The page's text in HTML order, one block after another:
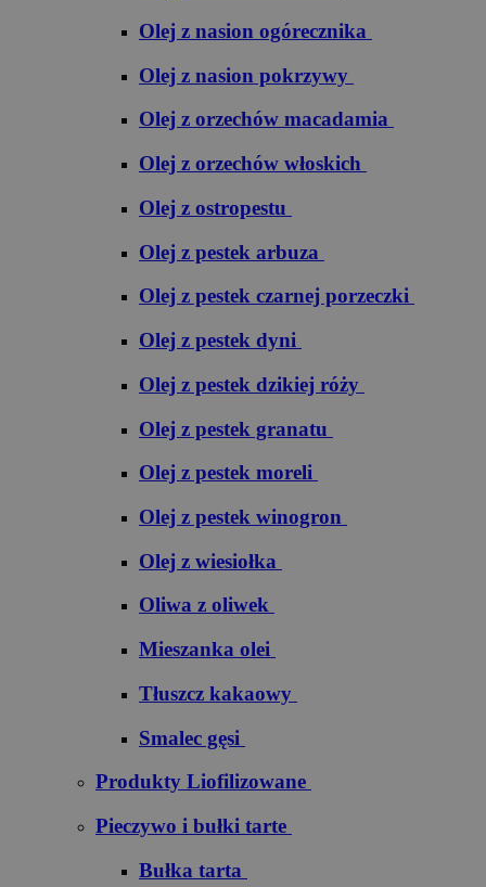
Olej z nasion ogórecznika
Olej z nasion pokrzywy
Olej z orzechów macadamia
Olej z orzechów włoskich
Olej z ostropestu
Olej z pestek arbuza
Olej z pestek czarnej porzeczki
Olej z pestek dyni
Olej z pestek dzikiej róży
Olej z pestek granatu
Olej z pestek moreli
Olej z pestek winogron
Olej z wiesiołka
Oliwa z oliwek
Mieszanka olei
Tłuszcz kakaowy
Smalec gęsi
Produkty Liofilizowane
Pieczywo i bułki tarte
Bułka tarta